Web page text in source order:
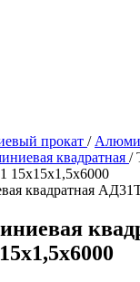
прокат /
квадратная /
15х15х1,5х6000